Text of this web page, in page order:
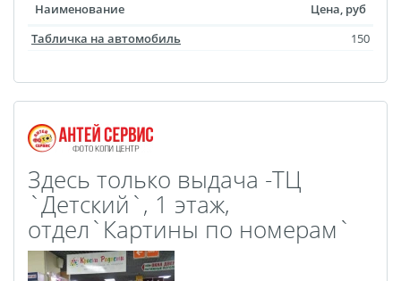
Календарь перекидной
оживающий
Оживающие визитки
Календарь отрывной
оживающий
Фотокнига 56
Spotify Glass
Наименование
Цена, руб
Табличка на автомобиль
150
Здесь только выдача -ТЦ
`Детский`, 1 этаж,
отдел`Картины по номерам`